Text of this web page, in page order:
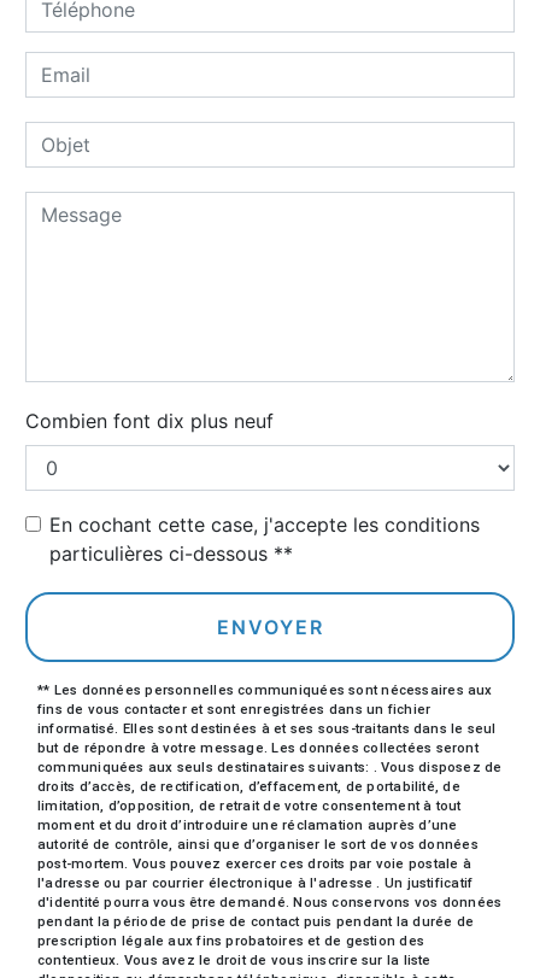
Combien font dix plus neuf
En cochant cette case, j'accepte les conditions
particulières ci-dessous **
ENVOYER
** Les données personnelles communiquées sont nécessaires aux
fins de vous contacter et sont enregistrées dans un fichier
informatisé. Elles sont destinées à et ses sous-traitants dans le seul
but de répondre à votre message. Les données collectées seront
communiquées aux seuls destinataires suivants: . Vous disposez de
droits d’accès, de rectification, d’effacement, de portabilité, de
limitation, d’opposition, de retrait de votre consentement à tout
moment et du droit d’introduire une réclamation auprès d’une
autorité de contrôle, ainsi que d’organiser le sort de vos données
post-mortem. Vous pouvez exercer ces droits par voie postale à
l'adresse ou par courrier électronique à l'adresse . Un justificatif
d'identité pourra vous être demandé. Nous conservons vos données
pendant la période de prise de contact puis pendant la durée de
prescription légale aux fins probatoires et de gestion des
contentieux. Vous avez le droit de vous inscrire sur la liste